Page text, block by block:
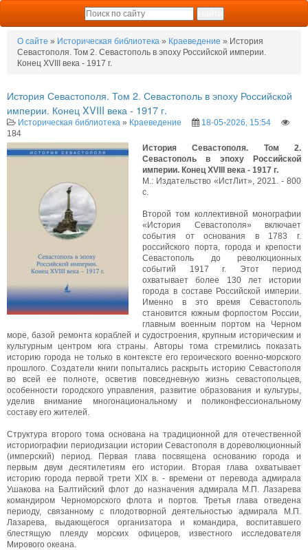
О сайте » Историческая библиотека » Краеведение » История
Севастополя. Том 2. Севастополь в эпоху Российской империи.
Конец XVIII века - 1917 г.
История Севастополя. Том 2. Севастополь в эпоху Российской
империи. Конец XVIII века - 1917 г.
Историческая библиотека » Краеведение
18-05-2026, 15:54
184
История Севастополя. Том 2.
Севастополь в эпоху Российской
империи. Конец XVIII века - 1917 г.
М.: Издательство «ИстЛит», 2021. - 800
с.
Второй том коллективной монографии
«История Севастополя» включает
события от основания в 1783 г.
российского порта, города и крепости
Севастополь до революционных
событий 1917 г. Этот период
охватывает более 130 лет истории
города в составе Российской империи.
Именно в это время Севастополь
становится южным форпостом России,
главным военным портом на Черном
море, базой ремонта кораблей и судостроения, крупным историческим и
культурным центром юга страны. Авторы тома стремились показать
историю города не только в контексте его героического военно-морского
прошлого. Создатели книги попытались раскрыть историю Севастополя
во всей ее полноте, осветив повседневную жизнь севастопольцев,
особенности городского управления, развитие образования и культуры,
уделив внимание многонациональному и поликонфессиональному
составу его жителей.
Структура второго тома основана на традиционной для отечественной
историографии периодизации истории Севастополя в дореволюционный
(имперский) период. Первая глава посвящена основанию города и
первым двум десятилетиям его истории. Вторая глава охватывает
историю города первой трети XIX в. - времени от перевода адмирала
Ушакова на Балтийский флот до назначения адмирала М.П. Лазарева
командиром Черноморского флота и портов. Третья глава отведена
периоду, связанному с плодотворной деятельностью адмирала М.П.
Лазарева, выдающегося организатора и командира, воспитавшего
блестящую плеяду морских офицеров, известного исследователя
Мирового океана.